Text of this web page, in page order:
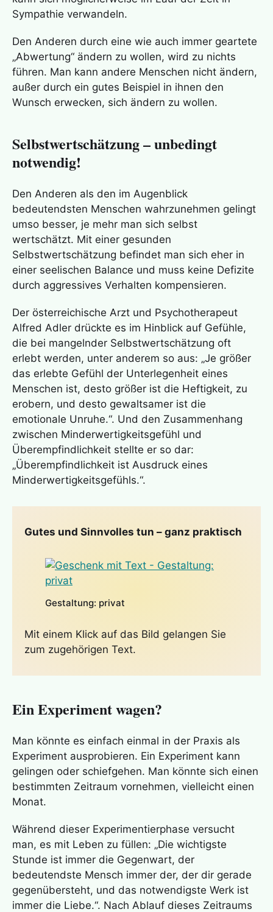
Sympathie verwandeln.
Den Anderen durch eine wie auch immer geartete
„Abwertung“ ändern zu wollen, wird zu nichts
führen. Man kann andere Menschen nicht ändern,
außer durch ein gutes Beispiel in ihnen den
Wunsch erwecken, sich ändern zu wollen.
Selbstwertschätzung – unbedingt
notwendig!
Den Anderen als den im Augenblick
bedeutendsten Menschen wahrzunehmen gelingt
umso besser, je mehr man sich selbst
wertschätzt. Mit einer gesunden
Selbstwertschätzung befindet man sich eher in
einer seelischen Balance und muss keine Defizite
durch aggressives Verhalten kompensieren.
Der österreichische Arzt und Psychotherapeut
Alfred Adler drückte es im Hinblick auf Gefühle,
die bei mangelnder Selbstwertschätzung oft
erlebt werden, unter anderem so aus: „Je größer
das erlebte Gefühl der Unterlegenheit eines
Menschen ist, desto größer ist die Heftigkeit, zu
erobern, und desto gewaltsamer ist die
emotionale Unruhe.“. Und den Zusammenhang
zwischen Minderwertigkeitsgefühl und
Überempfindlichkeit stellte er so dar:
„Überempfindlichkeit ist Ausdruck eines
Minderwertigkeitsgefühls.“.
Gutes und Sinnvolles tun – ganz praktisch
Gestaltung: privat
Mit einem Klick auf das Bild gelangen Sie
zum zugehörigen Text.
Ein Experiment wagen?
Man könnte es einfach einmal in der Praxis als
Experiment ausprobieren. Ein Experiment kann
gelingen oder schiefgehen. Man könnte sich einen
bestimmten Zeitraum vornehmen, vielleicht einen
Monat.
Während dieser Experimentierphase versucht
man, es mit Leben zu füllen: „Die wichtigste
Stunde ist immer die Gegenwart, der
bedeutendste Mensch immer der, der dir gerade
gegenübersteht, und das notwendigste Werk ist
immer die Liebe.“. Nach Ablauf dieses Zeitraums